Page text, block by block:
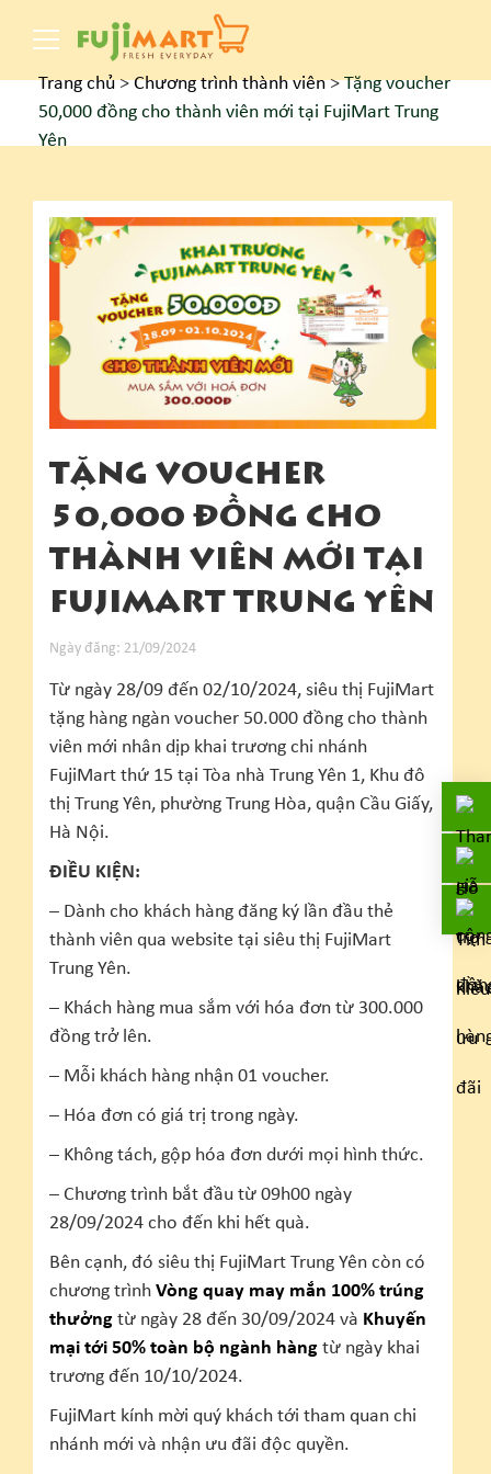
Trang chủ>Chương trình thành viên>Tặng voucher
50,000 đồng cho thành viên mới tại FujiMart Trung
Yên
TẶNG VOUCHER
50,000 ĐỒNG CHO
THÀNH VIÊN MỚI TẠI
FUJIMART TRUNG YÊN
Ngày đăng: 21/09/2024
Từ ngày 28/09 đến 02/10/2024, siêu thị FujiMart
tặng hàng ngàn voucher 50.000 đồng cho thành
viên mới nhân dịp khai trương chi nhánh
FujiMart thứ 15 tại Tòa nhà Trung Yên 1, Khu đô
thị Trung Yên, phường Trung Hòa, quận Cầu Giấy,
Hà Nội.
ĐIỀU KIỆN:
– Dành cho khách hàng đăng ký lần đầu thẻ
thành viên qua website tại siêu thị FujiMart
Trung Yên.
– Khách hàng mua sắm với hóa đơn từ 300.000
đồng trở lên.
– Mỗi khách hàng nhận 01 voucher.
– Hóa đơn có giá trị trong ngày.
– Không tách, gộp hóa đơn dưới mọi hình thức.
– Chương trình bắt đầu từ 09h00 ngày
28/09/2024 cho đến khi hết quà.
Bên cạnh, đó siêu thị FujiMart Trung Yên còn có
chương trình Vòng quay may mắn 100% trúng
thưởng từ ngày 28 đến 30/09/2024 và Khuyến
mại tới 50% toàn bộ ngành hàng từ ngày khai
trương đến 10/10/2024.
FujiMart kính mời quý khách tới tham quan chi
nhánh mới và nhận ưu đãi độc quyền.